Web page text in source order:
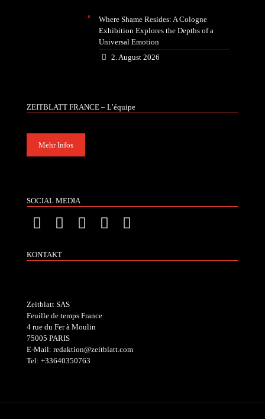
Where Shame Resides: A Cologne
Exhibition Explores the Depths of a
Universal Emotion
2. August 2026
ZEITBLATT FRANCE – L’équipe
Mehr Infos
SOCIAL MEDIA
KONTAKT
Zeitblatt SAS
Feuille de temps France
4 rue du Fer à Moulin
75005 PARIS
E-Mail: redaktion@zeitblatt.com
Tel: +33640350763